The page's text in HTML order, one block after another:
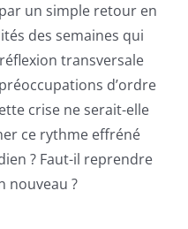
un simple retour en
des semaines qui
transversale
d’ordre
crise ne serait-elle
ce rythme effréné
? Faut-il reprendre
nouveau ?